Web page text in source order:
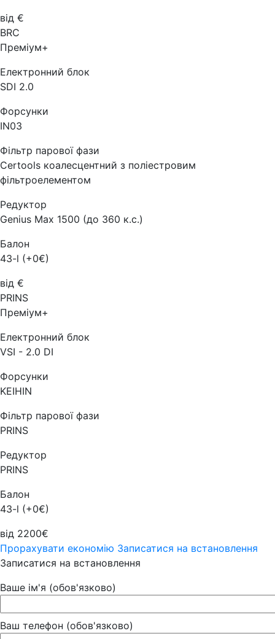
від €
BRC
Преміум+
Електронний блок
SDI 2.0
Форсунки
IN03
Фільтр парової фази
Certools коалесцентний з поліестровим
фільтроелементом
Редуктор
Genius Max 1500 (до 360 к.с.)
Балон
43-l (+0€)
від €
PRINS
Преміум+
Електронний блок
VSI - 2.0 DI
Форсунки
KEIHIN
Фільтр парової фази
PRINS
Редуктор
PRINS
Балон
43-l (+0€)
від 2200€
Прорахувати економію Записатися на встановлення
Записатися на встановлення
Ваше ім'я (обов'язково)
Ваш телефон (обов'язково)